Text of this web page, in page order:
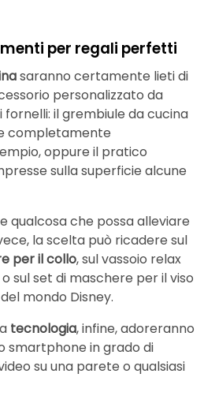
per regali perfetti
saranno certamente lieti di
personalizzato da
fornelli: il grembiule da cucina
completamente
oppure il pratico
sulla superficie alcune
qualcosa che possa alleviare
la scelta può ricadere sul
per il collo, sul vassoio relax
sul set di maschere per il viso
mondo Disney.
tecnologia, infine, adoreranno
smartphone in grado di
su una parete o qualsiasi